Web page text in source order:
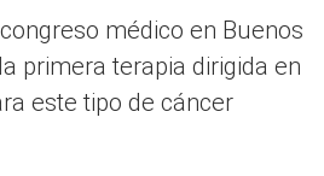
médico en Buenos
primera terapia dirigida en
este tipo de cáncer